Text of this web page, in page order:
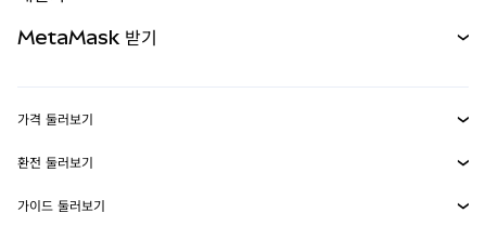
무기한 선물
실물자산
MetaMask Connect
Snaps
MetaMask 받기
보안
가격 둘러보기
이더리움 가격
솔라나 가격
환전 둘러보기
ETH를 USD로 환전
가이드 둘러보기